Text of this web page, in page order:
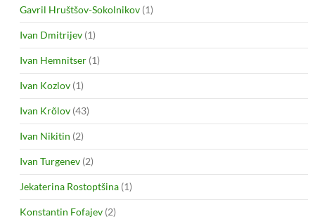
Gavril Hruštšov-Sokolnikov (1)
Ivan Dmitrijev (1)
Ivan Hemnitser (1)
Ivan Kozlov (1)
Ivan Krõlov (43)
Ivan Nikitin (2)
Ivan Turgenev (2)
Jekaterina Rostoptšina (1)
Konstantin Fofajev (2)